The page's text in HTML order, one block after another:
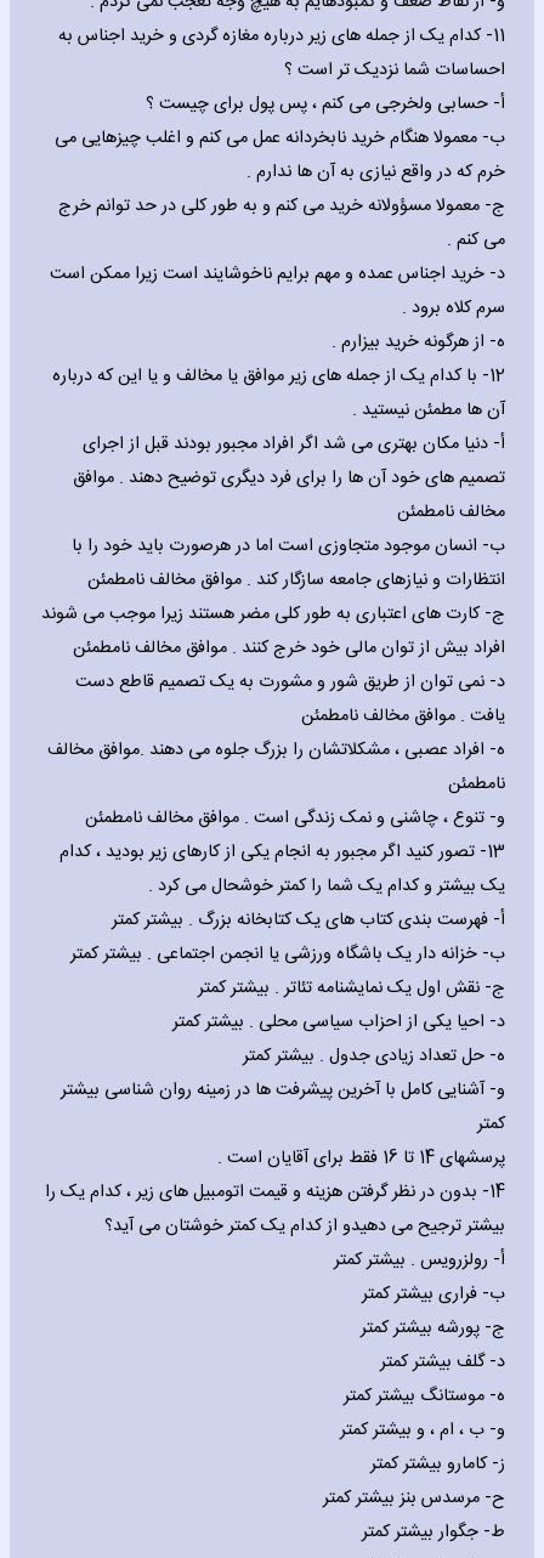
11- کدام یک از جمله های زیر درباره مغازه گردی و خرید اجناس به
احساسات شما نزدیک تر است ؟
‌أ- حسابی ولخرجی می کنم ، پس پول برای چیست ؟
‌ب- معمولا هنگام خرید نابخردانه عمل می کنم و اغلب چیزهایی می
خرم که در واقع نیازی به آن ها ندارم .
‌ج- معمولا مسؤولانه خرید می کنم و به طور کلی در حد توانم خرج
می کنم .
‌د- خرید اجناس عمده و مهم برایم ناخوشایند است زیرا ممکن است
سرم کلاه برود .
‌ه- از هرگونه خرید بیزارم .
12- با کدام یک از جمله های زیر موافق یا مخالف و یا این که درباره
آن ها مطمئن نیستید .
‌أ- دنیا مکان بهتری می شد اگر افراد مجبور بودند قبل از اجرای
تصمیم های خود آن ها را برای فرد دیگری توضیح دهند . موافق
مخالف نامطمئن
‌ب- انسان موجود متجاوزی است اما در هرصورت باید خود را با
انتظارات و نیازهای جامعه سازگار کند . موافق مخالف نامطمئن
‌ج- کارت های اعتباری به طور کلی مضر هستند زیرا موجب می شوند
افراد بیش از توان مالی خود خرج کنند . موافق مخالف نامطمئن
‌د- نمی توان از طریق شور و مشورت به یک تصمیم قاطع دست
یافت . موافق مخالف نامطمئن
‌ه- افراد عصبی ، مشکلاتشان را بزرگ جلوه می دهند .موافق مخالف
نامطمئن
‌و- تنوع ، چاشنی و نمک زندگی است . موافق مخالف نامطمئن
13- تصور کنید اگر مجبور به انجام یکی از کارهای زیر بودید ، کدام
یک بیشتر و کدام یک شما را کمتر خوشحال می کرد .
‌أ- فهرست بندی کتاب های یک کتابخانه بزرگ . بیشتر کمتر
‌ب- خزانه دار یک باشگاه ورزشی یا انجمن اجتماعی . بیشتر کمتر
‌ج- نقش اول یک نمایشنامه تئاتر . بیشتر کمتر
‌د- احیا یکی از احزاب سیاسی محلی . بیشتر کمتر
‌ه- حل تعداد زیادی جدول . بیشتر کمتر
‌و- آشنایی کامل با آخرین پیشرفت ها در زمینه روان شناسی بیشتر
کمتر
پرسشهای 14 تا 16 فقط برای آقایان است .
14- بدون در نظر گرفتن هزینه و قیمت اتومبیل های زیر ، کدام یک را
بیشتر ترجیح می دهیدو از کدام یک کمتر خوشتان می آید؟
‌أ- رولزرویس . بیشتر کمتر
‌ب- فراری بیشتر کمتر
‌ج- پورشه بیشتر کمتر
‌د- گلف بیشتر کمتر
‌ه- موستانگ بیشتر کمتر
‌و- ب ، ام ، و بیشتر کمتر
‌ز- کامارو بیشتر کمتر
‌ح- مرسدس بنز بیشتر کمتر
‌ط- جگوار بیشتر کمتر